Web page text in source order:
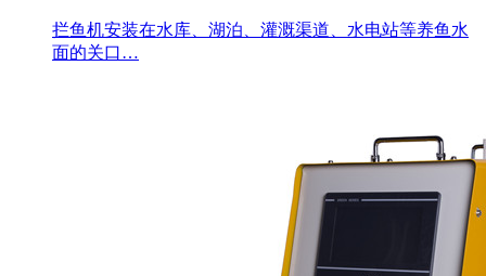
拦鱼机安装在水库、湖泊、灌溉渠道、水电站等养鱼水
面的关口…